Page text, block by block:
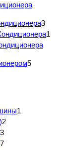
3
1
5
1
2
3
7